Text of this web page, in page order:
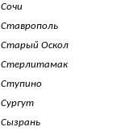
Сочи
Ставрополь
Старый Оскол
Стерлитамак
Ступино
Сургут
Сызрань